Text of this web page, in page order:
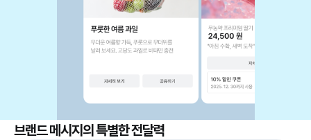
브랜드 메시지의 특별한 전달력